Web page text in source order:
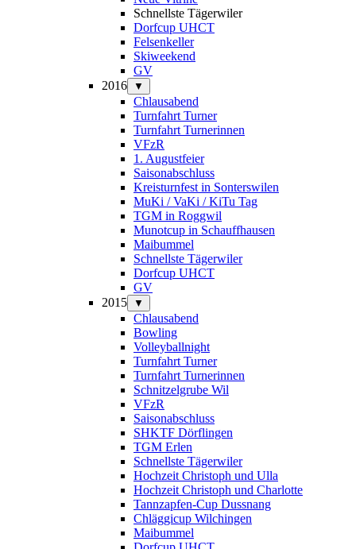
Schnellste Tägerwiler
Dorfcup UHCT
Felsenkeller
Skiweekend
GV
2016
▼
Chlausabend
Turnfahrt Turner
Turnfahrt Turnerinnen
VFzR
1. Augustfeier
Saisonabschluss
Kreisturnfest in Sonterswilen
MuKi / VaKi / KiTu Tag
TGM in Roggwil
Munotcup in Schauffhausen
Maibummel
Schnellste Tägerwiler
Dorfcup UHCT
GV
2015
▼
Chlausabend
Bowling
Volleyballnight
Turnfahrt Turner
Turnfahrt Turnerinnen
Schnitzelgrube Wil
VFzR
Saisonabschluss
SHKTF Dörflingen
TGM Erlen
Schnellste Tägerwiler
Hochzeit Christoph und Ulla
Hochzeit Christoph und Charlotte
Tannzapfen-Cup Dussnang
Chläggicup Wilchingen
Maibummel